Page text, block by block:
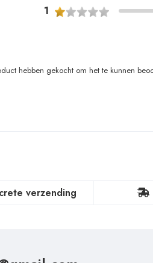
1
hebben gekocht om het te kunnen
verzending